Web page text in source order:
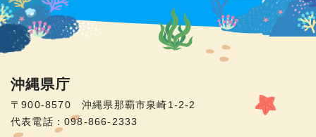
沖縄県庁
〒900-8570 沖縄県那覇市泉崎1-2-2
代表電話：098-866-2333